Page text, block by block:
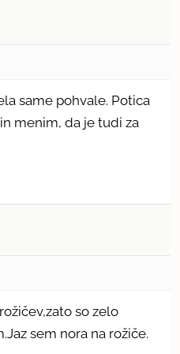
same pohvale. Potica
menim, da je tudi za
so zelo
sem nora na rožiče.